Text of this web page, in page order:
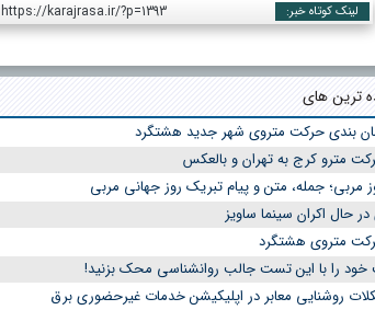
لینک کوتاه خبر: https://karajrasa.ir/?p=1393
ترین های
بندی حرکت متروی شهر جدید هشتگرد
مترو کرج به تهران و بالعکس
مربی؛ جمله، متن و پیام تبریک روز جهانی مربی
حال اکران سینما ساویز
متروی هشتگرد
را با این تست جالب روانشناسی محک بزنید!
روشنایی معابر در اپلیکیشن خدمات غیرحضوری برق